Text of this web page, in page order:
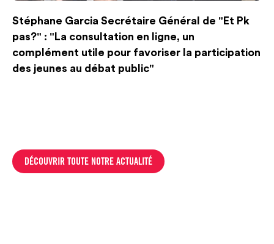
Stéphane Garcia Secrétaire Général de "Et Pk
pas?" : "La consultation en ligne, un
complément utile pour favoriser la participation
des jeunes au débat public"
DÉCOUVRIR TOUTE NOTRE ACTUALITÉ